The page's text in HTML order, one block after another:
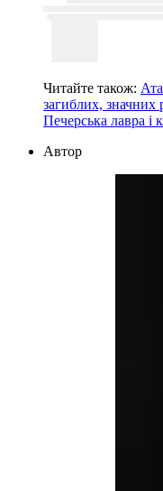
Читайте також:
загиблих, значних
Печерська лавра і
Автор